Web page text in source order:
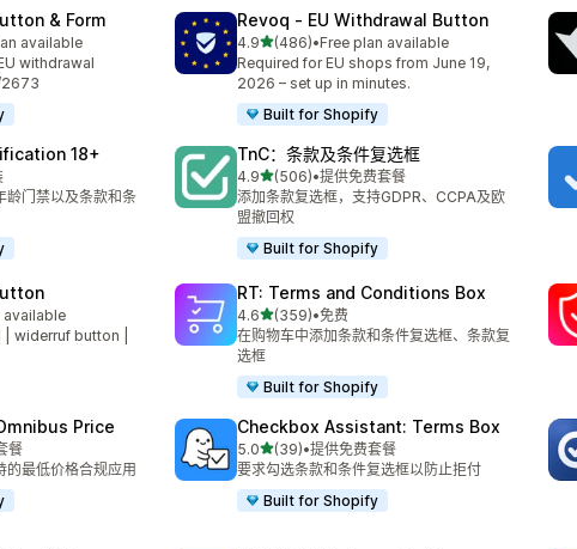
& Form
available
withdrawal
Revoq ‑ EU Withdrawal Button
4.9星（满分 5 星）
(486)
总共 486 条评论
•Free plan available
Required for EU shops from June 19,
2026 – set up in minutes.
Built for Shopify
18+
龄门禁以及条款和条
TnC：条款及条件复选框
4.9星（满分 5 星）
(506)
总共 506 条评论
•提供免费套餐
添加条款复选框，支持GDPR、CCPA及欧
盟撤回权
Built for Shopify
available
widerruf button |
RT: Terms and Conditions Box
4.6星（满分 5 星）
(359)
总共 359 条评论
•免费
在购物车中添加条款和条件复选框、条款复
选框
Built for Shopify
Price
餐
的最低价格合规应用
Checkbox Assistant: Terms Box
5.0星（满分 5 星）
(39)
总共 39 条评论
•提供免费套餐
要求勾选条款和条件复选框以防止拒付
Built for Shopify